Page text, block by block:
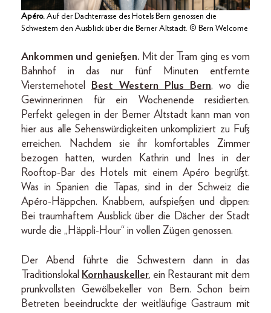
Apéro. Auf der Dachterrasse des Hotels Bern genossen die
Schwestern den Ausblick über die Berner Altstadt. © Bern Welcome
Ankommen und genießen. Mit der Tram ging es vom
Bahnhof in das nur fünf Minuten entfernte
Viersternehotel Best Western Plus Bern, wo die
Gewinnerinnen für ein Wochenende residierten.
Perfekt gelegen in der Berner Altstadt kann man von
hier aus alle Sehenswürdigkeiten unkompliziert zu Fuß
erreichen. Nachdem sie ihr komfortables Zimmer
bezogen hatten, wurden Kathrin und Ines in der
Rooftop-Bar des Hotels mit einem Apéro begrüßt.
Was in Spanien die Tapas, sind in der Schweiz die
Apéro-Häppchen. Knabbern, aufspießen und dippen:
Bei traumhaftem Ausblick über die Dächer der Stadt
wurde die „Häppli-Hour“ in vollen Zügen genossen.
Der Abend führte die Schwestern dann in das
Traditionslokal
Kornhauskeller, ein Restaurant mit dem
prunkvollsten Gewölbekeller von Bern. Schon beim
Betreten beeindruckte der weitläufige Gastraum mit